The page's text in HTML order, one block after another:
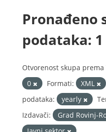
Pronađeno
podataka: 1
Otvorenost skupa
0
Formati: XML
podataka:
yearly
Izdavači:
Grad Rovinj-